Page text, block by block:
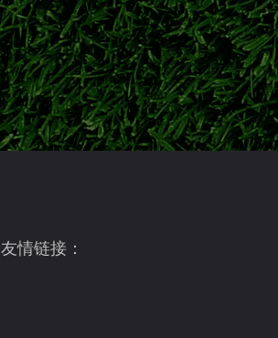
伊东纯也VS前田大然！日本两大前
2026美加墨世界杯落下帷幕，伊东纯也与
俱乐部新赛季赛场表现。
大阪钢巴夏窗阵容全面更新！8月7日
2026/27跨年日职联开赛在即，盘点大阪
友情链接：